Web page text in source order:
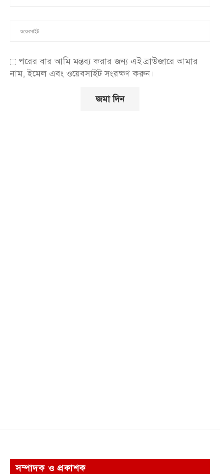
পরের বার আমি মন্তব্য করার জন্য এই ব্রাউজারে আমার
নাম, ইমেল এবং ওয়েবসাইট সংরক্ষণ করুন।
সম্পাদক ও প্রকাশক